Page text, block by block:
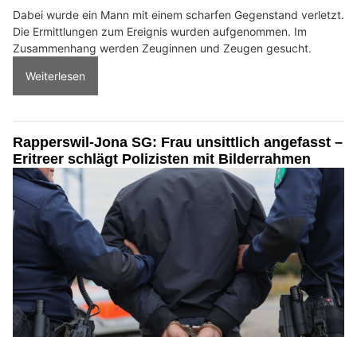
Dabei wurde ein Mann mit einem scharfen Gegenstand verletzt.
Die Ermittlungen zum Ereignis wurden aufgenommen. Im
Zusammenhang werden Zeuginnen und Zeugen gesucht.
Weiterlesen
Rapperswil-Jona SG: Frau unsittlich angefasst –
Eritreer schlägt Polizisten mit Bilderrahmen